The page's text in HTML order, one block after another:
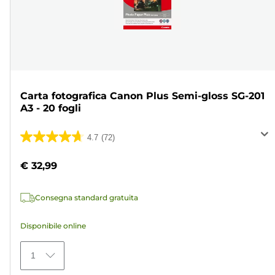
Carta fotografica Canon Plus Semi-gloss SG-201
A3 - 20 fogli
4.7 (72)
4.7
5
72
€ 32,99
Consegna standard gratuita
Disponibile online
1